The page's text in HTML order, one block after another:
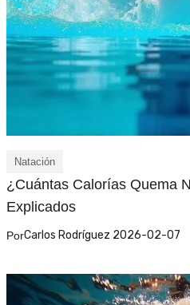
Natación
¿Cuántas Calorías Quema
Explicados
PorCarlos Rodríguez 2026-02-07